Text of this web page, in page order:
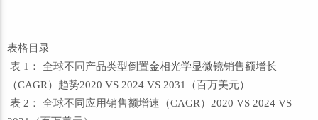
表格目录
表 1： 全球不同产品类型倒置金相光学显微镜销售额增长
（CAGR）趋势2020 VS 2024 VS 2031（百万美元）
表 2： 全球不同应用销售额增速（CAGR）2020 VS 2024 VS